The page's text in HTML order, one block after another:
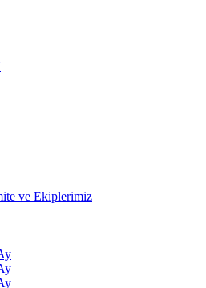
ve Ekiplerimiz